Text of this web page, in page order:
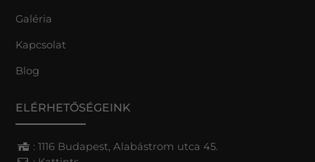
Galéria
Kapcsolat
Blog
ELÉRHETŐSÉGEINK
: 1116 Budapest, Alabástrom utca 45.